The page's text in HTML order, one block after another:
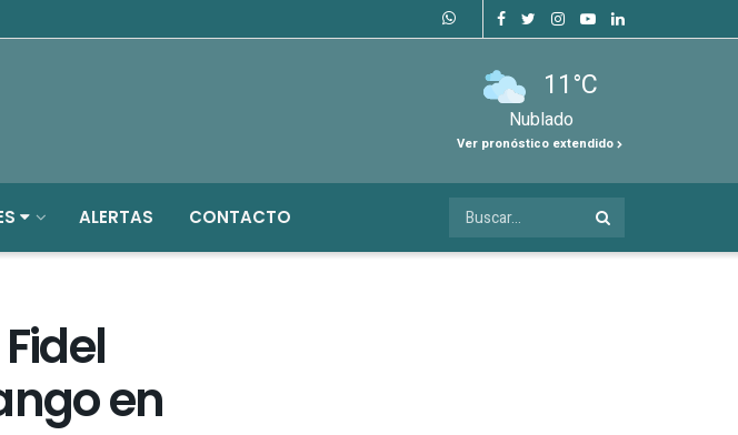
11°C
Nublado
Ver pronóstico extendido
ALERTAS CONTACTO
en